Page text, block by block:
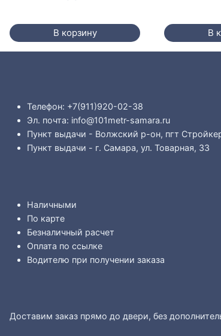
В корзину В
Телефон: +7(911)920-02-38
Эл. почта: info@101metr-samara.ru
Пункт выдачи - Волжский р-он, пгт
Пункт выдачи - г. Самара, ул. Товарная, 33
Наличными
По карте
Безналичный расчет
Оплата по ссылке
Водителю при получении заказа
Доставим заказ прямо до двери, без